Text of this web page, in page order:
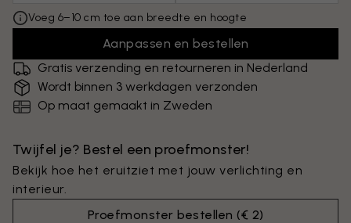
Voeg 6–10 cm toe aan breedte en hoogte
Aanpassen en bestellen
Gratis verzending en retourneren in Nederland
Wordt binnen 3 werkdagen verzonden
Op maat gemaakt in Zweden
Twijfel je? Bestel een proefmonster!
Bekijk hoe het eruitziet met jouw verlichting en
interieur.
Proefmonster bestellen (€ 2)